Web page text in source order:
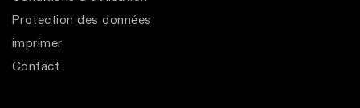
Protection des données
imprimer
Contact